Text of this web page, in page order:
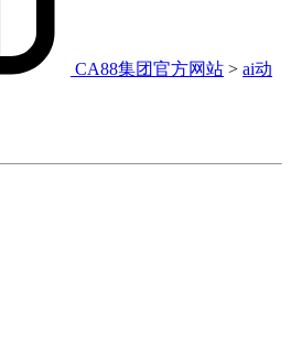
CA88集团官方网站 > ai动